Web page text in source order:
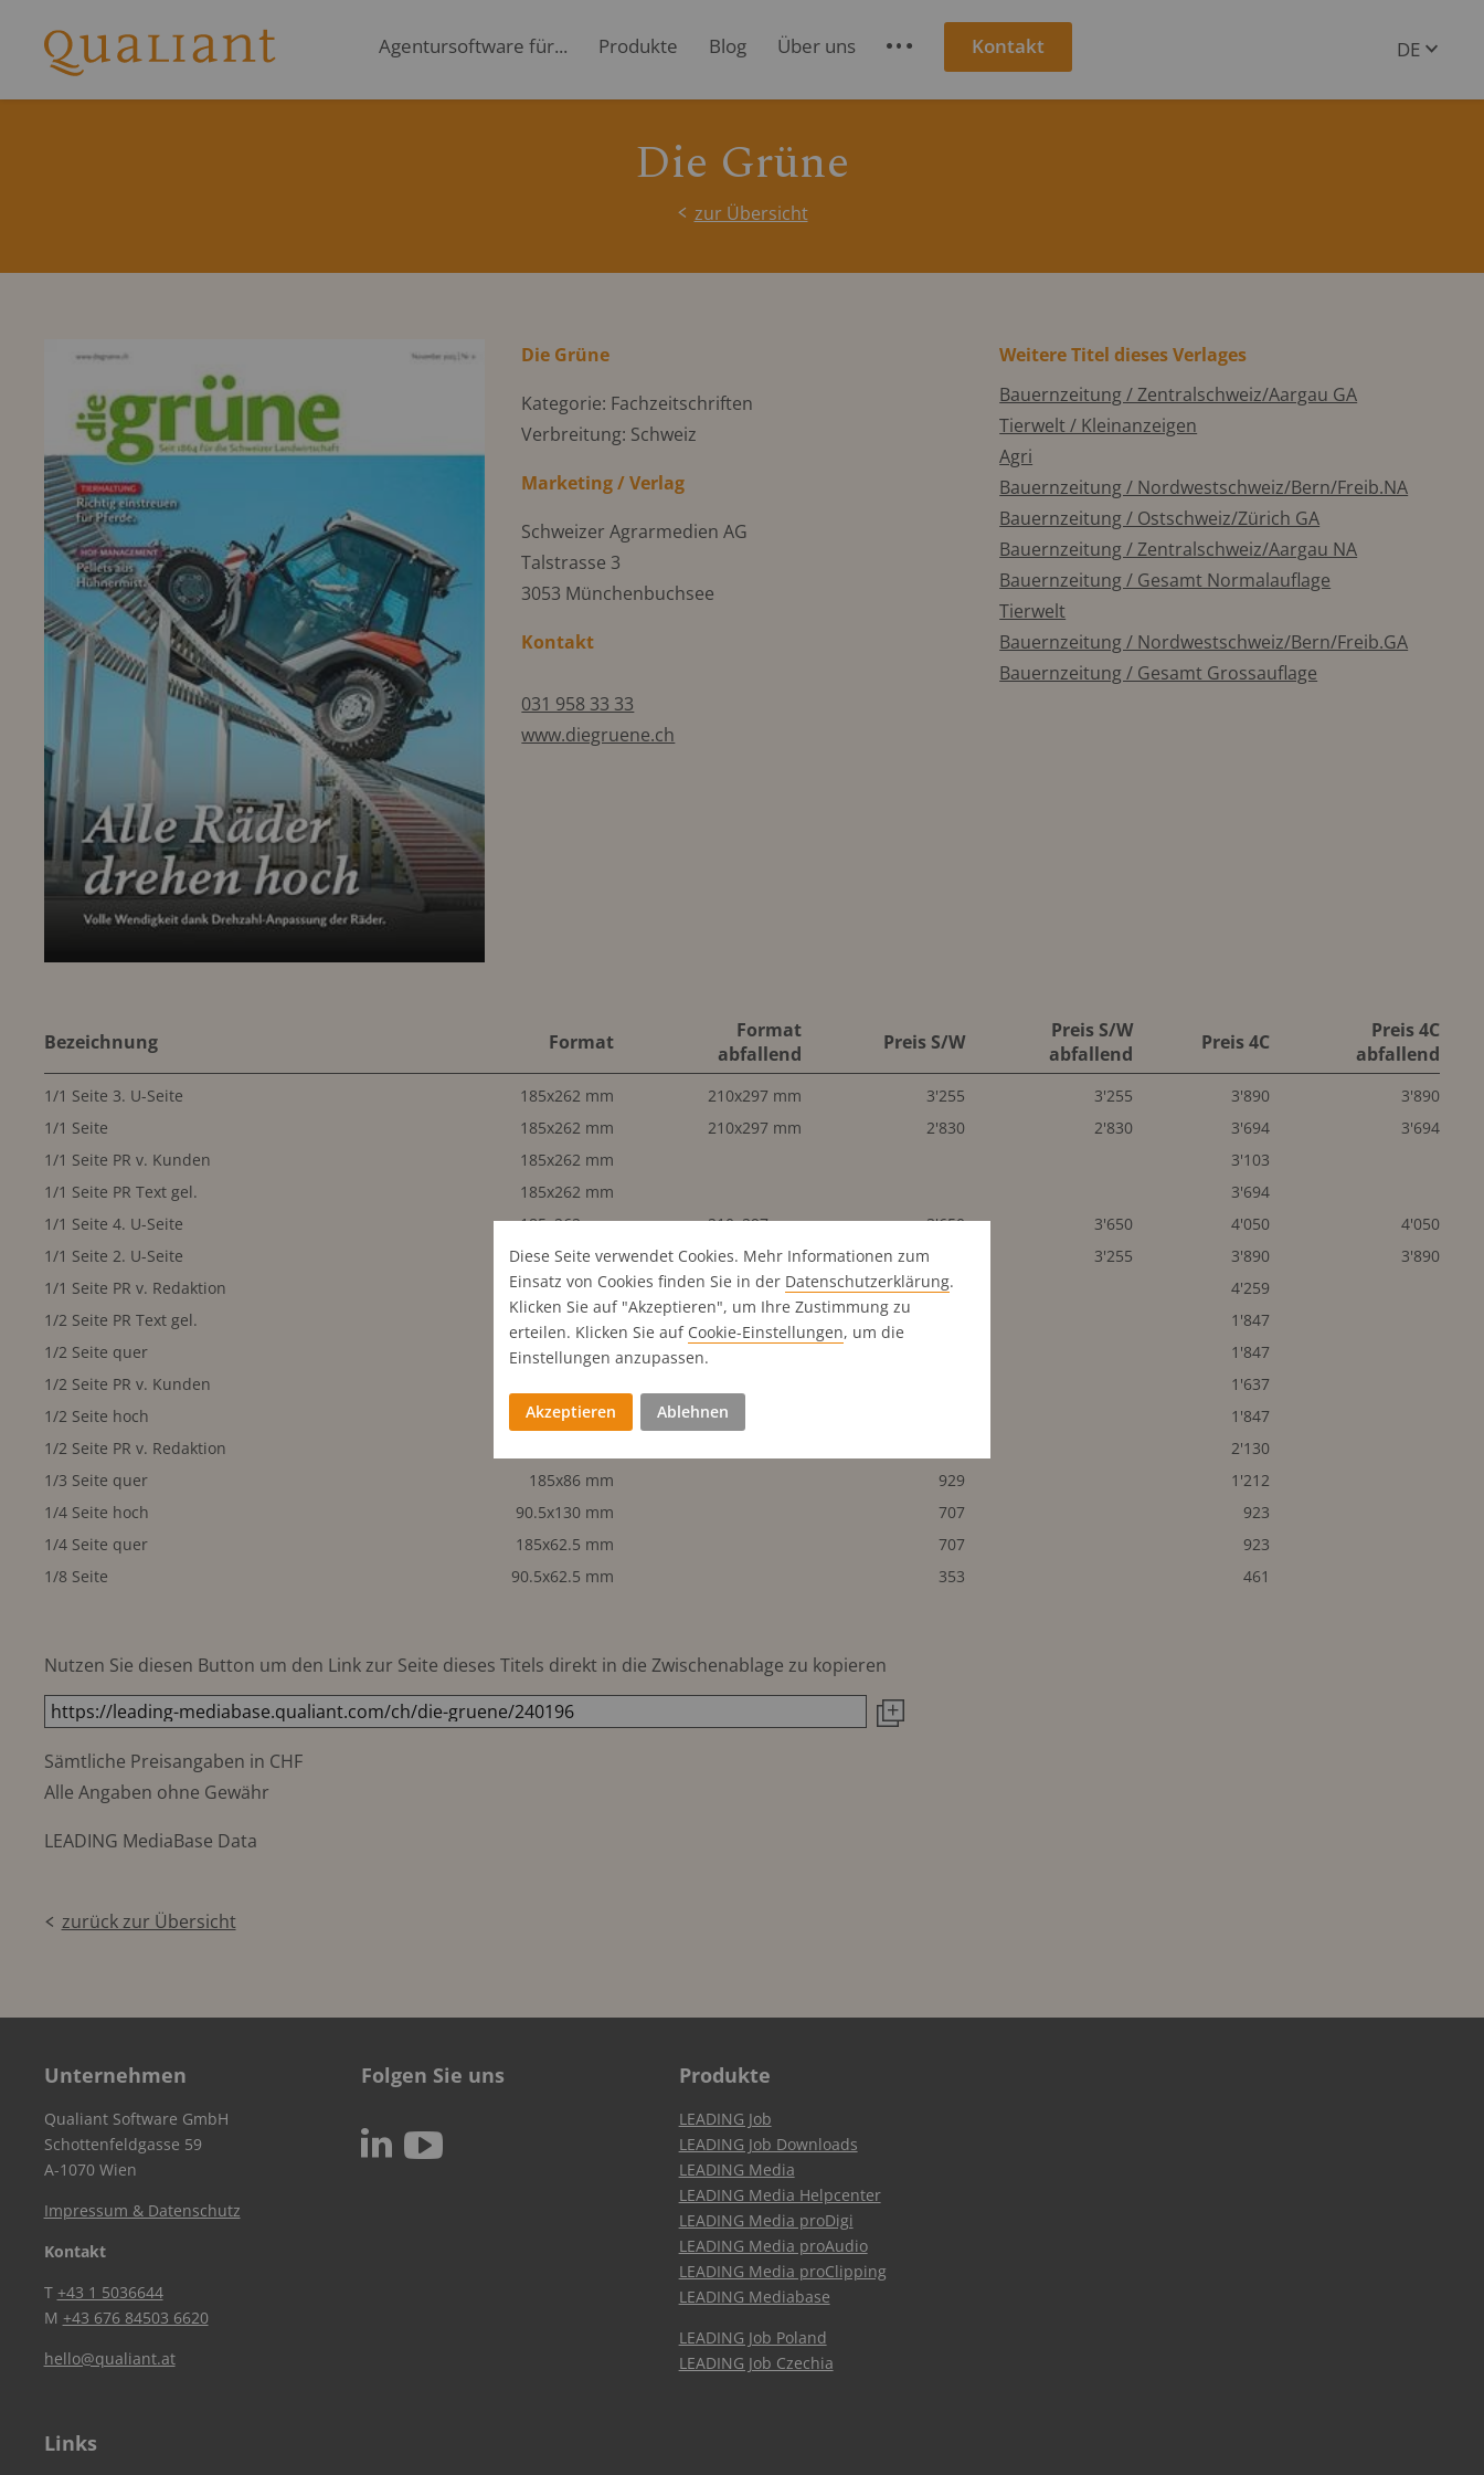
Agentursoftware für... Produkte Blog Über uns S Kontakt
DE
Die Grüne
zur Übersicht
Die Grüne
Kategorie: Fachzeitschriften
Verbreitung: Schweiz
Marketing / Verlag
Schweizer Agrarmedien AG
Talstrasse 3
3053 Münchenbuchsee
Kontakt
031 958 33 33
www.diegruene.ch
Weitere Titel dieses Verlages
Bauernzeitung / Zentralschweiz/Aargau GA
Tierwelt / Kleinanzeigen
Agri
Bauernzeitung / Nordwestschweiz/Bern/Freib.NA
Bauernzeitung / Ostschweiz/Zürich GA
Bauernzeitung / Zentralschweiz/Aargau NA
Bauernzeitung / Gesamt Normalauflage
Tierwelt
Bauernzeitung / Nordwestschweiz/Bern/Freib.GA
Bauernzeitung / Gesamt Grossauflage
Bezeichnung Format
Format
abfallend
Preis S/W
Preis S/W
abfallend
Preis 4C
Preis 4C
abfallend
1/1 Seite 3. U-Seite 185x262 mm 210x297 mm 3'255 3'255 3'890
3'890
1/1 Seite
185x262 mm 210x297 mm 2'830 2'830 3'694
3'694
1/1 Seite PR v. Kunden
185x262 mm
3'103
1/1 Seite PR Text gel.
185x262 mm
3'694
1/1 Seite 4. U-Seite
185x262 mm 210x297 mm 3'650 3'650 4'050
4'050
1/1 Seite 2. U-Seite
185x262 mm 210x297 mm 3'255 3'255 3'890
3'890
1/1 Seite PR v. Redaktion
185x262 mm
4'259
1/2 Seite PR Text gel.
185x130 mm
1'847
1/2 Seite quer
185x130 mm
1'847
1/2 Seite PR v. Kunden
1'637
1/2 Seite hoch
90.5x262 mm
1'847
1/2 Seite PR v. Redaktion
2'130
1/3 Seite quer
185x86 mm 929
1'212
1/4 Seite hoch
90.5x130 mm 707
923
1/4 Seite quer
185x62.5 mm 707
923
1/8 Seite
90.5x62.5 mm 353 461
Nutzen Sie diesen Button um den Link zur Seite dieses Titels direkt in die Zwischenablage zu kopieren
Sämtliche Preisangaben in CHF
Alle Angaben ohne Gewähr
LEADING MediaBase Data
zurück zur Übersicht
Unternehmen
Qualiant Software GmbH
Schottenfeldgasse 59
A-1070 Wien
Impressum & Datenschutz
Kontakt
T +43 1 5036644
M +43 676 84503 6620
hello@qualiant.at
Folgen Sie uns
N c
Produkte
LEADING Job
LEADING Job Downloads
LEADING Media
LEADING Media Helpcenter
LEADING Media proDigi
LEADING Media proAudio
LEADING Media proClipping
LEADING Mediabase
LEADING Job Poland
LEADING Job Czechia
Links
Diese Seite verwendet Cookies. Mehr Informationen zum
Einsatz von Cookies finden Sie in der Datenschutz­erklärung.
Klicken Sie auf "Akzeptieren", um Ihre Zustimmung zu
erteilen. Klicken Sie auf Cookie-Einstellungen, um die
Einstellungen anzupassen.
Akzeptieren Ablehnen